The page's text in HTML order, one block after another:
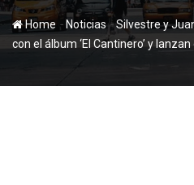
Home - Noticias-Silvestre y
con el álbum ‘El Cantinero’ y lanzan